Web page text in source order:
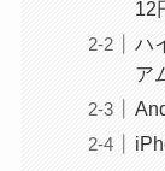
12
ハ
ア